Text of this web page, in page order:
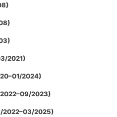
2021)
2024)
2022–09/2023)
2022–03/2025)